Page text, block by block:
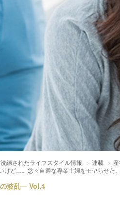
練されたライフスタイル情報 連載
けど…。悠々自適な専業主婦をモヤらせた
波乱— Vol.4